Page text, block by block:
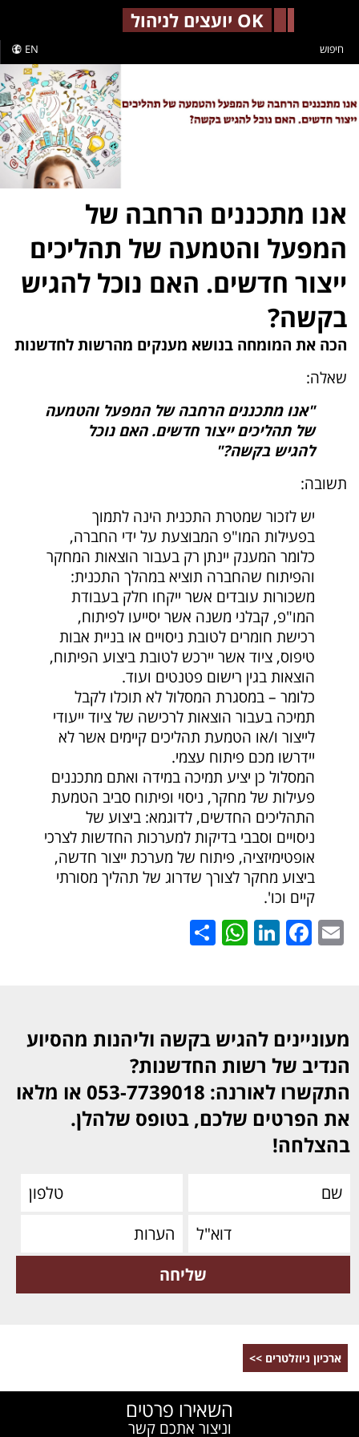
OK יועצים לניהול
EN חיפוש
אנו מתכננים הרחבה של
המפעל והטמעה של תהליכים
ייצור חדשים. האם נוכל להגיש
בקשה?
הכה את המומחה בנושא מענקים מהרשות לחדשנות
שאלה:
"אנו מתכננים הרחבה של המפעל והטמעה
של תהליכים ייצור חדשים. האם נוכל
להגיש בקשה?"
תשובה:
יש לזכור שמטרת התכנית הינה לתמוך
בפעילות המו"פ המבוצעת על ידי החברה,
כלומר המענק יינתן רק בעבור הוצאות המחקר
והפיתוח שהחברה תוציא במהלך התכנית:
משכורות עובדים אשר ייקחו חלק בעבודת
המו"פ, קבלני משנה אשר יסייעו לפיתוח,
רכישת חומרים לטובת ניסויים או בניית אבות
טיפוס, ציוד אשר יירכש לטובת ביצוע הפיתוח,
הוצאות בגין רישום פטנטים ועוד.
כלומר – במסגרת המסלול לא תוכלו לקבל
תמיכה בעבור הוצאות לרכישה של ציוד ייעודי
לייצור ו/או הטמעת תהליכים קיימים אשר לא
יידרשו מכם פיתוח עצמי.
המסלול כן יציע תמיכה במידה ואתם מתכננים
פעילות של מחקר, ניסוי ופיתוח סביב הטמעת
התהליכים החדשים, לדוגמא: ביצוע של
ניסויים וסבבי בדיקות למערכות החדשות לצרכי
אופטימיזציה, פיתוח של מערכת ייצור חדשה,
ביצוע מחקר לצורך שדרוג של תהליך מסורתי
קיים וכו'.
Email
Facebook
LinkedIn
WhatsApp
מעוניינים להגיש בקשה וליהנות מהסיוע
הנדיב של רשות החדשנות?
התקשרו לאורנה: 053-7739018 או מלאו
את הפרטים שלכם, בטופס שלהלן.
בהצלחה!
ארכיון ניוזלטרים >>
השאירו פרטים
וניצור אתכם קשר